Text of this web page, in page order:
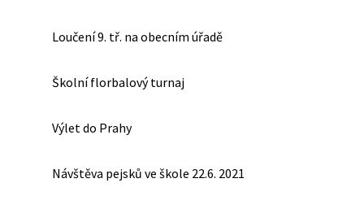
Loučení 9. tř. na obecním úřadě
Školní florbalový turnaj
Výlet do Prahy
Návštěva pejsků ve škole 22.6. 2021